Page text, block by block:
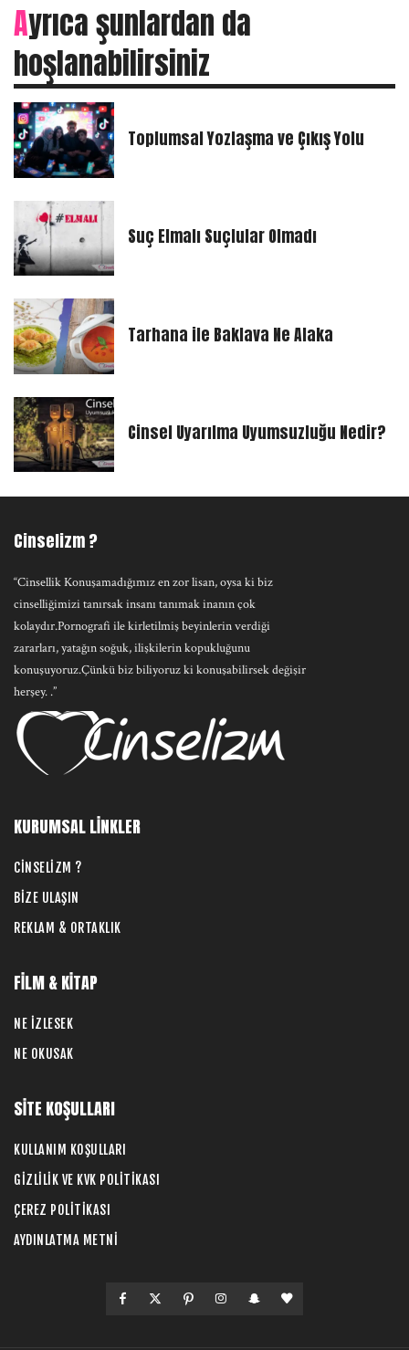
Ayrıca şunlardan da
hoşlanabilirsiniz
Toplumsal Yozlaşma ve Çıkış Yolu
Suç Elmalı Suçlular Olmadı
Tarhana ile Baklava Ne Alaka
Cinsel Uyarılma Uyumsuzluğu Nedir?
Cinselizm ?
“Cinsellik Konuşamadığımız en zor lisan, oysa ki biz
cinselliğimizi tanırsak insanı tanımak inanın çok
kolaydır.Pornografi ile kirletilmiş beyinlerin verdiği
zararları, yatağın soğuk, ilişkilerin kopukluğunu
konuşuyoruz.Çünkü biz biliyoruz ki konuşabilirsek değişir
herşey. .”
KURUMSAL LİNKLER
CİNSELİZM ?
BİZE ULAŞIN
REKLAM & ORTAKLIK
FİLM & KİTAP
NE İZLESEK
NE OKUSAK
SİTE KOŞULLARI
KULLANIM KOŞULLARI
GİZLİLİK VE KVK POLİTİKASI
ÇEREZ POLİTİKASI
AYDINLATMA METNİ